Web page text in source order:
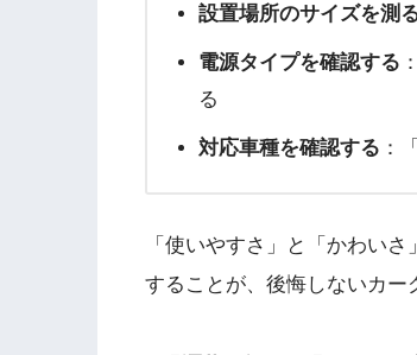
設置場所のサイズを測
電源タイプを確認する
る
対応車種を確認する ：
「使いやすさ」と「かわい
することが、後悔しないカー